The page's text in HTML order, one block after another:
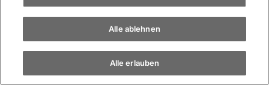
Alle ablehnen
Alle erlauben